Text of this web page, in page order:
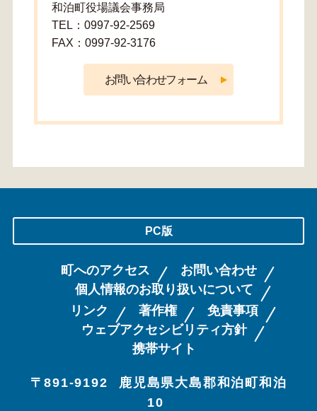
和泊町役場議会事務局
TEL：0997-92-2569
FAX：0997-92-3176
PC版
町へのアクセス
お問い合わせ
個人情報のお取り扱いについて
リンク
著作権
免責事項
ウェブアクセシビリティ方針
携帯サイト
〒891-9192
鹿児島県大島郡和泊町和泊
10